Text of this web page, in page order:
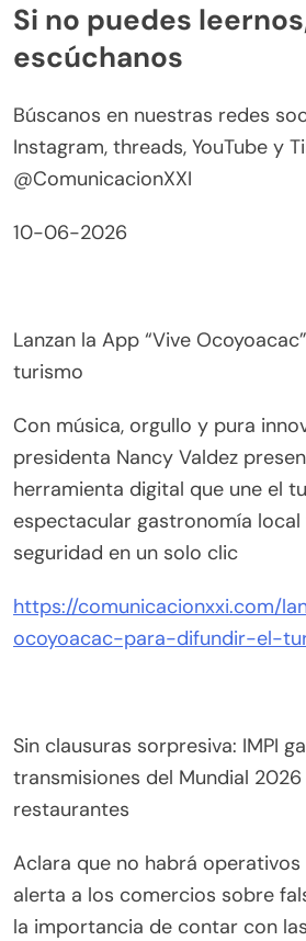
Si no puedes
escúchanos
Búscanos en nuestras redes
Instagram, threads, YouTube y
@ComunicacionXXI
10-06-2026
Lanzan la App “Vive
turismo
Con música, orgullo y pura
presidenta Nancy Valdez
herramienta digital que une el
espectacular gastronomía local
seguridad en un solo clic
https://comunicacionxxi.com/
ocoyoacac-para-difundir-el-
Sin clausuras sorpresiva: IMPI
transmisiones del Mundial
restaurantes
Aclara que no habrá
alerta a los comercios sobre
la importancia de contar con